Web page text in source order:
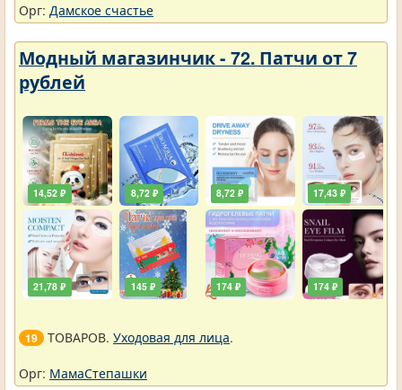
Орг: Дамское счастье
Модный магазинчик - 72. Патчи от 7
рублей
14,52 ₽
21,78 ₽
8,72 ₽
145 ₽
8,72 ₽
174 ₽
17,43 ₽
174 ₽
19 ТОВАРОВ. Уходовая для лица.
Орг: МамаСтепашки